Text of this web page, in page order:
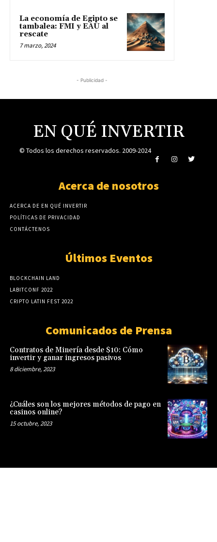
La economía de Egipto se
tambalea: FMI y EAU al
rescate
7 marzo, 2024
- Publicidad -
EN QUÉ INVERTIR
© Todos los derechos reservados. 2009-2024
Acerca de nosotros
ACERCA DE EN QUÉ INVERTIR
POLÍTICAS DE PRIVACIDAD
CONTÁCTENOS
Últimos Eventos
BLOCKCHAIN LAND
LABITCONF 2022
CRIPTO LATIN FEST 2022
Comunicados de Prensa
Contratos de Minería desde $10: Cómo
invertir y ganar ingresos pasivos
8 diciembre, 2023
¿Cuáles son los mejores métodos de pago en
casinos online?
15 octubre, 2023